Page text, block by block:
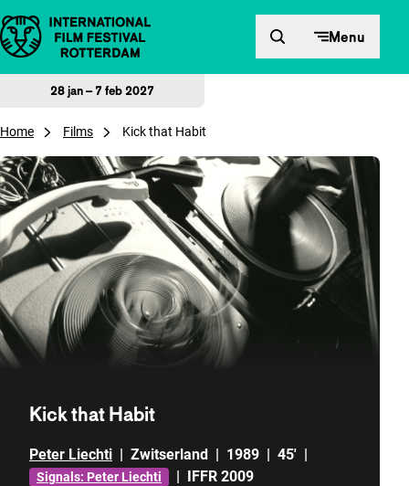
Direct naar inhoud Menu
28 jan – 7 feb 2027
Home Films Kick that Habit
Kick that Habit
Peter Liechti | Zwitserland | 1989 | 45' |
Signals: Peter Liechti | IFFR 2009